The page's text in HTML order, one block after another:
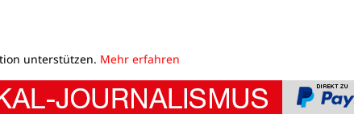
unterstützen. Mehr erfahren